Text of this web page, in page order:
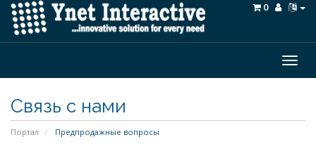
0
Связь с нами
Портал Предпродажные вопросы